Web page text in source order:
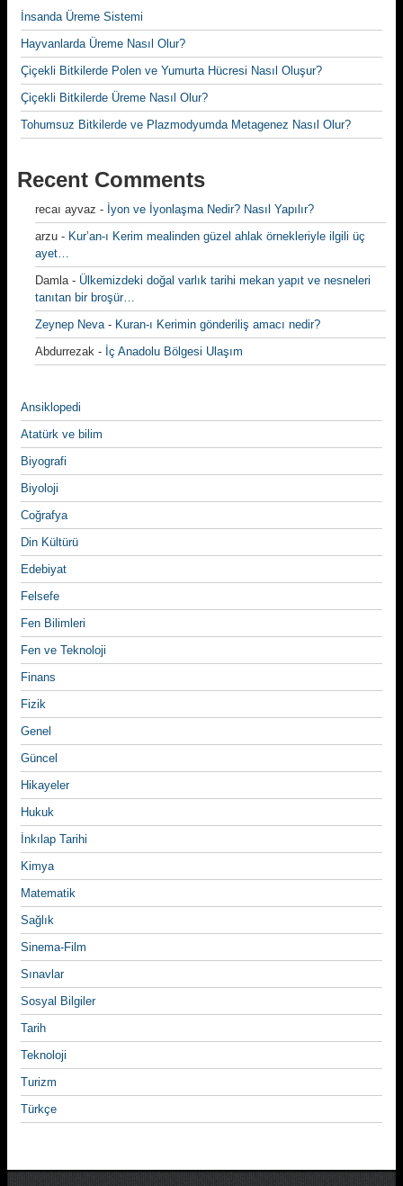
İnsanda Üreme Sistemi
Hayvanlarda Üreme Nasıl Olur?
Çiçekli Bitkilerde Polen ve Yumurta Hücresi Nasıl Oluşur?
Çiçekli Bitkilerde Üreme Nasıl Olur?
Tohumsuz Bitkilerde ve Plazmodyumda Metagenez Nasıl Olur?
Recent Comments
recaı ayvaz - İyon ve İyonlaşma Nedir? Nasıl Yapılır?
arzu - Kur’an-ı Kerim mealinden güzel ahlak örnekleriyle ilgili üç
ayet…
Damla- Ülkemizdeki doğal varlık tarihi mekan yapıt ve nesneleri
tanıtan bir broşür…
Zeynep Neva- Kuran-ı Kerimin gönderiliş amacı nedir?
Abdurrezak - İç Anadolu Bölgesi Ulaşım
Ansiklopedi
Atatürk ve bilim
Biyografi
Biyoloji
Coğrafya
Din Kültürü
Edebiyat
Felsefe
Fen Bilimleri
Fen ve Teknoloji
Finans
Fizik
Genel
Güncel
Hikayeler
Hukuk
İnkılap Tarihi
Kimya
Matematik
Sağlık
Sinema-Film
Sınavlar
Sosyal Bilgiler
Tarih
Teknoloji
Turizm
Türkçe